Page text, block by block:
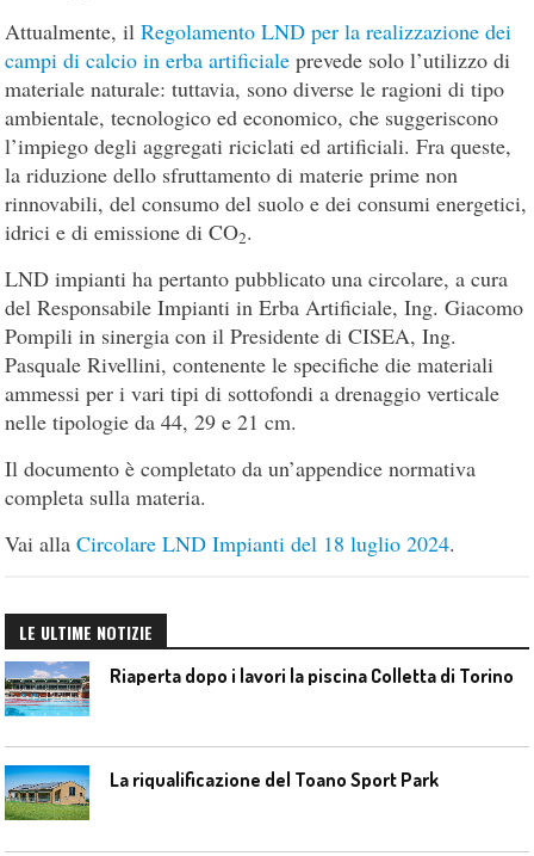
Attualmente, ilRegolamento LND per la realizzazione dei
campi di calcio in erba artificiale prevede solo l’utilizzo di
materiale naturale: tuttavia, sono diverse le ragioni di tipo
ambientale, tecnologico ed economico, che suggeriscono
l’impiego degli aggregati riciclati ed artificiali. Fra queste,
la riduzione dello sfruttamento di materie prime non
rinnovabili, del consumo del suolo e dei consumi energetici,
idrici e di emissione di CO2.
LND impianti ha pertanto pubblicato una circolare, a cura
del Responsabile Impianti in Erba Artificiale, Ing. Giacomo
Pompili in sinergia con il Presidente di CISEA, Ing.
Pasquale Rivellini, contenente le specifiche die materiali
ammessi per i vari tipi di sottofondi a drenaggio verticale
nelle tipologie da 44, 29 e 21 cm.
Il documento è completato da un’appendice normativa
completa sulla materia.
Vai allaCircolare LND Impianti del 18 luglio 2024.
LE ULTIME NOTIZIE
Riaperta dopo i lavori la piscina Colletta di Torino
La riqualificazione del Toano Sport Park